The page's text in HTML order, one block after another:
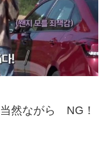
当然ながら NG！